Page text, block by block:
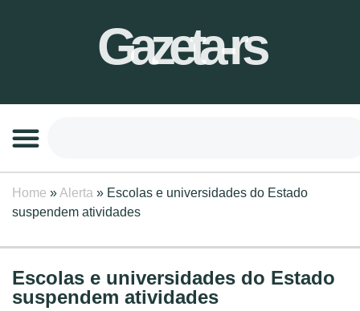
Gazeta-rs
Home »Alerta » Escolas e universidades do Estado
suspendem atividades
Escolas e universidades do Estado
suspendem atividades